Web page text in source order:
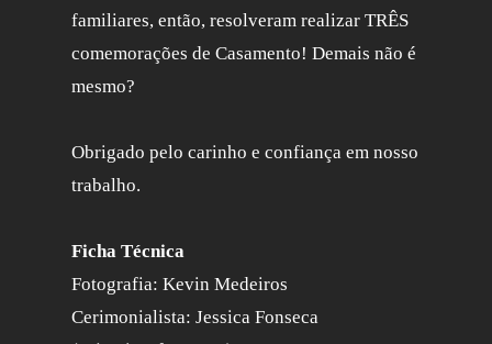
familiares, então, resolveram realizar TRÊS
comemorações de Casamento! Demais não é
mesmo?
Obrigado pelo carinho e confiança em nosso
trabalho.
Ficha Técnica
Fotografia: Kevin Medeiros
Cerimonialista: Jessica Fonseca